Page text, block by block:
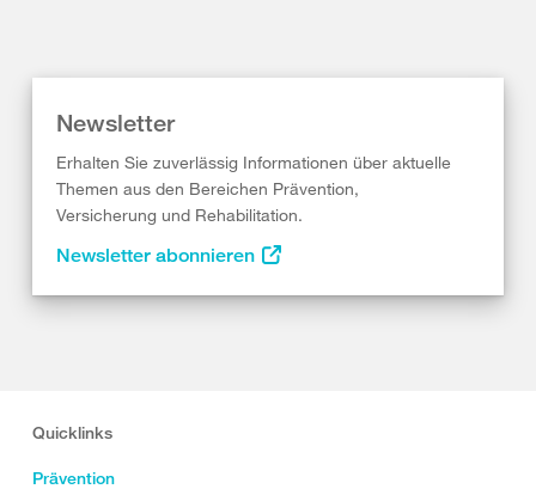
Newsletter
Erhalten Sie zuverlässig Informationen über aktuelle
Themen aus den Bereichen Prävention,
Versicherung und Rehabilitation.
Newsletter abonnieren
Quicklinks
Prävention